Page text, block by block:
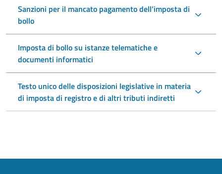
Sanzioni per il mancato pagamento dell’imposta di
bollo
Imposta di bollo su istanze telematiche e
documenti informatici
Testo unico delle disposizioni legislative in materia
di imposta di registro e di altri tributi indiretti